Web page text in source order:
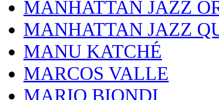
MANHATTAN JAZZ
MANHATTAN JAZZ
MANU KATCHÉ
MARCOS VALLE
MARIO BIONDI